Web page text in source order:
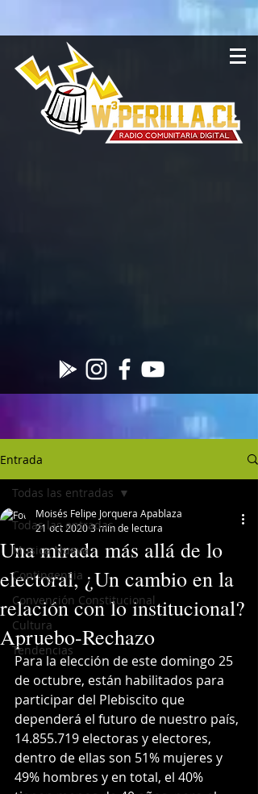
Entrada
Todas las entradas
Musica Nueva
Contingencia
Convención Constitucional
Cultura
Tendencias
Todas las entradas
Una mirada más allá de lo
electoral, ¿Un cambio en la
relación con lo institucional?
Apruebo-Rechazo
Moisés Felipe Jorquera Apablaza
21 oct 20203 min de lectura
Para la elección de este domingo 25
de octubre, están habilitados para
participar del Plebiscito que
dependerá el futuro de nuestro país,
14.855.719 electoras y electores,
dentro de ellas son 51% mujeres y
49% hombres y en total, el 40%